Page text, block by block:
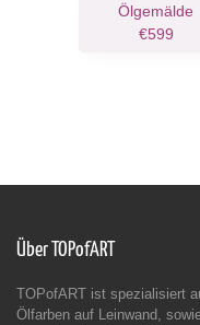
Ölgemälde
€599
Über TOPofART
TOPofART ist spezialisiert
Ölfarben auf Leinwand,